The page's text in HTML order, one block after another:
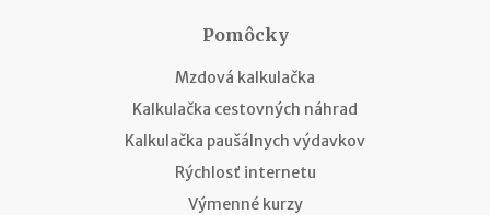
Pomôcky
Mzdová kalkulačka
Kalkulačka cestovných náhrad
Kalkulačka paušálnych výdavkov
Rýchlosť internetu
Výmenné kurzy